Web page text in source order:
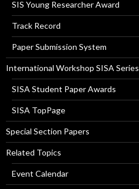
SIS Young Researcher Award
Track Record
Paper Submission System
International Workshop SISA Series
SISA Student Paper Awards
SISA TopPage
Special Section Papers
Related Topics
Event Calendar